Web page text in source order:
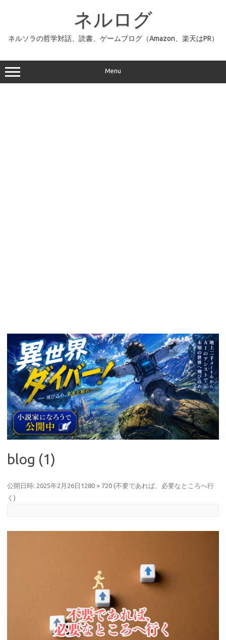
ッ
プ
ネルログ
ネルソラの哲学対話、読書、ゲームブログ（Amazon、楽天はPR）
Menu
blog (1)
公開日時: 2025年2月26日 1280 × 720 (不要であれば、必要なところへ行
く )